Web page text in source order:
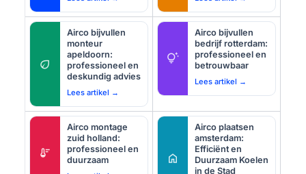
eco
Airco bijvullen
monteur
apeldoorn:
professioneel en
deskundig advies
Lees artikel →
tips_and_updates
Airco bijvullen
bedrijf rotterdam:
professioneel en
betrouwbaar
Lees artikel →
thermostat
Airco montage
zuid holland:
professioneel en
duurzaam
home
Airco plaatsen
amsterdam:
Efficiënt en
Duurzaam Koelen
in de Stad